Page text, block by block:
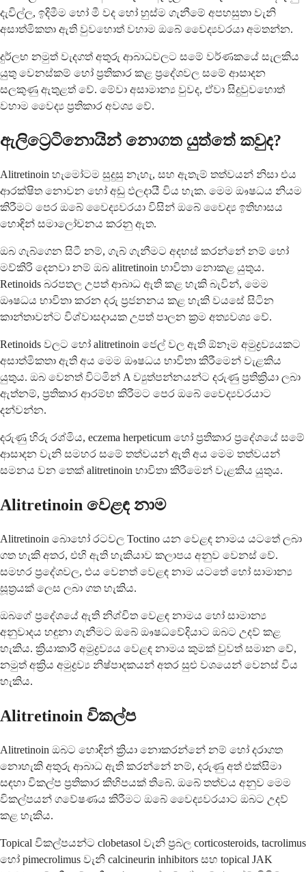
දැවිල්ල, ඉදිමීම හෝ මී වද හෝ හුස්ම ගැනීමේ අපහසුතා වැනි
අසාත්මිකතා ඇති වුවහොත් වහාම ඔබේ වෛද්‍යවරයා අමතන්න.
දුර්ලභ නමුත් වැදගත් අතුරු ආබාධවලට සමේ වර්ණකයේ සැලකිය
යුතු වෙනස්කම් හෝ ප්‍රතිකාර කළ ප්‍රදේශවල සමේ ආසාදන
සලකුණු ඇතුළත් වේ. මේවා අසාමාන්‍ය වුවද, ඒවා සිදුවුවහොත්
වහාම වෛද්‍ය ප්‍රතිකාර අවශ්‍ය වේ.
ඇලිට්‍රෙටිනොයින් නොගත යුත්තේ කවුද?
Alitretinoin හැමෝටම සුදුසු නැහැ, සහ ඇතැම් තත්වයන් නිසා එය
ආරක්ෂිත නොවන හෝ අඩු ඵලදායී විය හැක. මෙම ඖෂධය නියම
කිරීමට පෙර ඔබේ වෛද්‍යවරයා විසින් ඔබේ වෛද්‍ය ඉතිහාසය
හොඳින් සමාලෝචනය කරනු ඇත.
ඔබ ගැබ්ගෙන සිටී නම්, ගැබ් ගැනීමට අදහස් කරන්නේ නම් හෝ
මව්කිරි දෙනවා නම් ඔබ alitretinoin භාවිතා නොකළ යුතුය.
Retinoids බරපතල උපත් ආබාධ ඇති කළ හැකි බැවින්, මෙම
ඖෂධය භාවිතා කරන දරු ප්‍රජනනය කළ හැකි වයසේ සිටින
කාන්තාවන්ට විශ්වාසදායක උපත් පාලන ක්‍රම අත්‍යවශ්‍ය වේ.
Retinoids වලට හෝ alitretinoin ජෙල් වල ඇති ඕනෑම අමුද්‍රව්‍යයකට
අසාත්මිකතා ඇති අය මෙම ඖෂධය භාවිතා කිරීමෙන් වැළකිය
යුතුය. ඔබ වෙනත් විටමින් A ව්‍යුත්පන්නයන්ට දරුණු ප්‍රතික්‍රියා ලබා
ඇත්නම්, ප්‍රතිකාර ආරම්භ කිරීමට පෙර ඔබේ වෛද්‍යවරයාට
දන්වන්න.
දරුණු හිරු රශ්මිය, eczema herpeticum හෝ ප්‍රතිකාර ප්‍රදේශයේ සමේ
ආසාදන වැනි සමහර සමේ තත්වයන් ඇති අය මෙම තත්වයන්
සමනය වන තෙක් alitretinoin භාවිතා කිරීමෙන් වැළකිය යුතුය.
Alitretinoin වෙළඳ නාම
Alitretinoin බොහෝ රටවල Toctino යන වෙළඳ නාමය යටතේ ලබා
ගත හැකි අතර, එහි ඇති හැකියාව කලාපය අනුව වෙනස් වේ.
සමහර ප්‍රදේශවල, එය වෙනත් වෙළඳ නාම යටතේ හෝ සාමාන්‍ය
සූත්‍රයක් ලෙස ලබා ගත හැකිය.
ඔබගේ ප්‍රදේශයේ ඇති නිශ්චිත වෙළඳ නාමය හෝ සාමාන්‍ය
අනුවාදය හඳුනා ගැනීමට ඔබේ ඖෂධවේදියාට ඔබට උදව් කළ
හැකිය. ක්‍රියාකාරී අමුද්‍රව්‍යය වෙළඳ නාමය කුමක් වුවත් සමාන වේ,
නමුත් අක්‍රිය අමුද්‍රව්‍ය නිෂ්පාදකයන් අතර සුළු වශයෙන් වෙනස් විය
හැකිය.
Alitretinoin විකල්ප
Alitretinoin ඔබට හොඳින් ක්‍රියා නොකරන්නේ නම් හෝ දරාගත
නොහැකි අතුරු ආබාධ ඇති කරන්නේ නම්, දරුණු අත් එක්සිමා
සඳහා විකල්ප ප්‍රතිකාර කිහිපයක් තිබේ. ඔබේ තත්වය අනුව මෙම
විකල්පයන් ගවේෂණය කිරීමට ඔබේ වෛද්‍යවරයාට ඔබට උදව්
කළ හැකිය.
Topical විකල්පයන්ට clobetasol වැනි ප්‍රබල corticosteroids, tacrolimus
හෝ pimecrolimus වැනි calcineurin inhibitors සහ topical JAK